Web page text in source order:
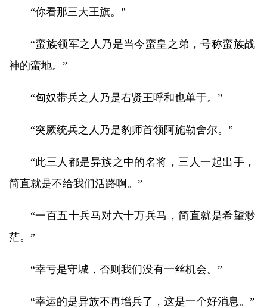
“你看那三大王旗。”
“蛮族领军之人乃是当今蛮皇之弟，号称蛮族战
神的蛮地。”
“匈奴带兵之人乃是右贤王呼和也单于。”
“突厥统兵之人乃是豹师首领阿施勒舍尔。”
“此三人都是异族之中的名将，三人一起出手，
简直就是不给我们活路啊。”
“一百五十兵马对六十万兵马，简直就是希望渺
茫。”
“幸亏是守城，否则我们没有一丝机会。”
“幸运的是异族不再增兵了，这是一个好消息。”